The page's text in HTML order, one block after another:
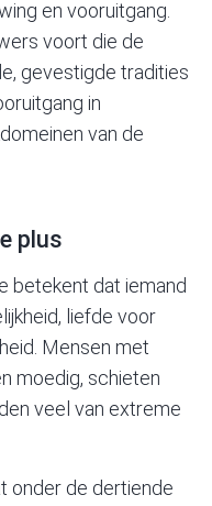
en vooruitgang.
voort die de
gevestigde tradities
in
van de
plus
betekent dat iemand
liefde voor
Mensen met
moedig, schieten
veel van extreme
onder de dertiende